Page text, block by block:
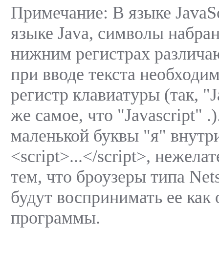
Примечание: В языке
языке Java, символы
нижним регистрах
при вводе текста
регистр клавиатуры (так,
же самое, что "Javascript"
маленькой буквы "я"
<script>...</script>,
тем, что броузеры типа
будут воспринимать ее
программы.